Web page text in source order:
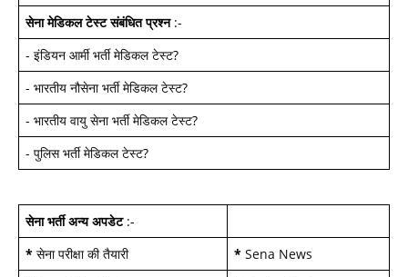
सेना मेडिकल टेस्ट संबंधित प्रश्न:-
- इंडियन आर्मी भर्ती मेडिकल टेस्ट?
- भारतीय नौसेना भर्ती मेडिकल टेस्ट?
- भारतीय वायु सेना भर्ती मेडिकल टेस्ट?
- पुलिस भर्ती मेडिकल टेस्ट?
सेना भर्ती अन्य अपडेट:-
* सेना परीक्षा की तैयारी * Sena News